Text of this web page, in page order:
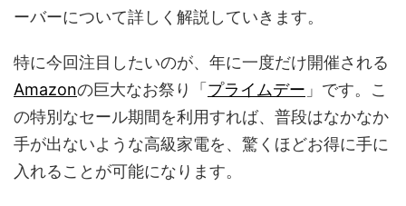
ーバーについて詳しく解説していきます。
特に今回注目したいのが、年に一度だけ開催される
Amazonの巨大なお祭り「 プライムデー 」です。こ
の特別なセール期間を利用すれば、普段はなかなか
手が出ないような高級家電を、驚くほどお得に手に
入れることが可能になります。